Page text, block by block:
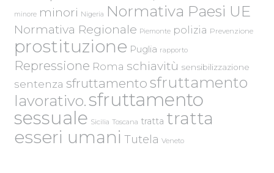
minore minori Nigeria Normativa Paesi UE
Normativa Regionale Piemonte polizia Prevenzione
prostituzione Puglia rapporto
Repressione Roma schiavitù sensibilizzazione
sentenza sfruttamento sfruttamento
lavorativo.sfruttamento
sessuale Sicilia Toscana tratta tratta
esseri umani Tutela Veneto